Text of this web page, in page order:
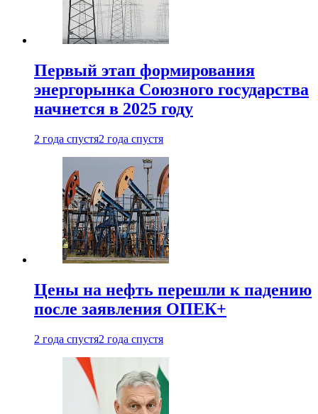
Первый этап формирования
энергорынка Союзного государства
начнется в 2025 году
2 года спустя2 года спустя
Цены на нефть перешли к падению
после заявления ОПЕК+
2 года спустя2 года спустя